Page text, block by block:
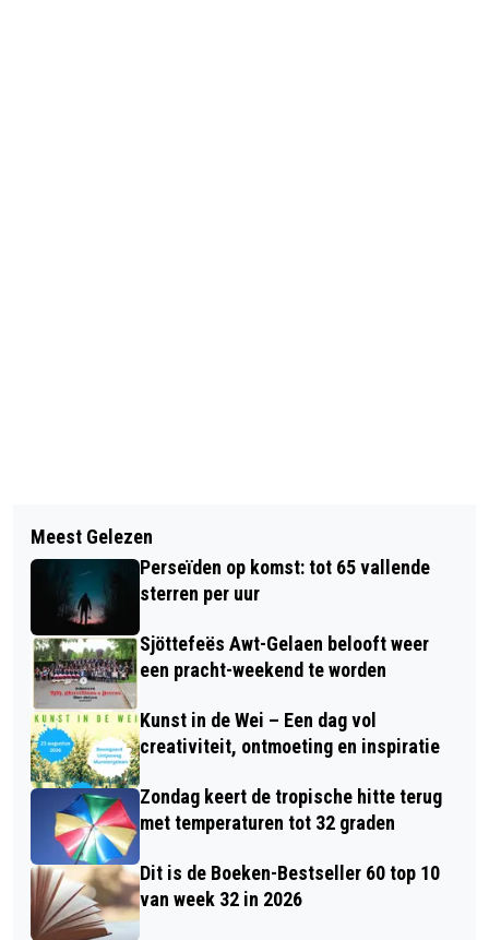
NIEUWE BOEK VAN NADA GOLIC UIT
SITTARD VERSCHENEN: HAAR STILTE
- DE GEHEIMEN VAN EEN MOEDER
ZATERDAG NOG ZACHT WEER,
ZONDAG DUIDELIJK FRISSER
Meest Gelezen
Perseïden op komst: tot 65 vallende
sterren per uur
Sjöttefeës Awt-Gelaen belooft weer
een pracht-weekend te worden
Kunst in de Wei – Een dag vol
creativiteit, ontmoeting en inspiratie
Zondag keert de tropische hitte terug
met temperaturen tot 32 graden
Dit is de Boeken-Bestseller 60 top 10
van week 32 in 2026